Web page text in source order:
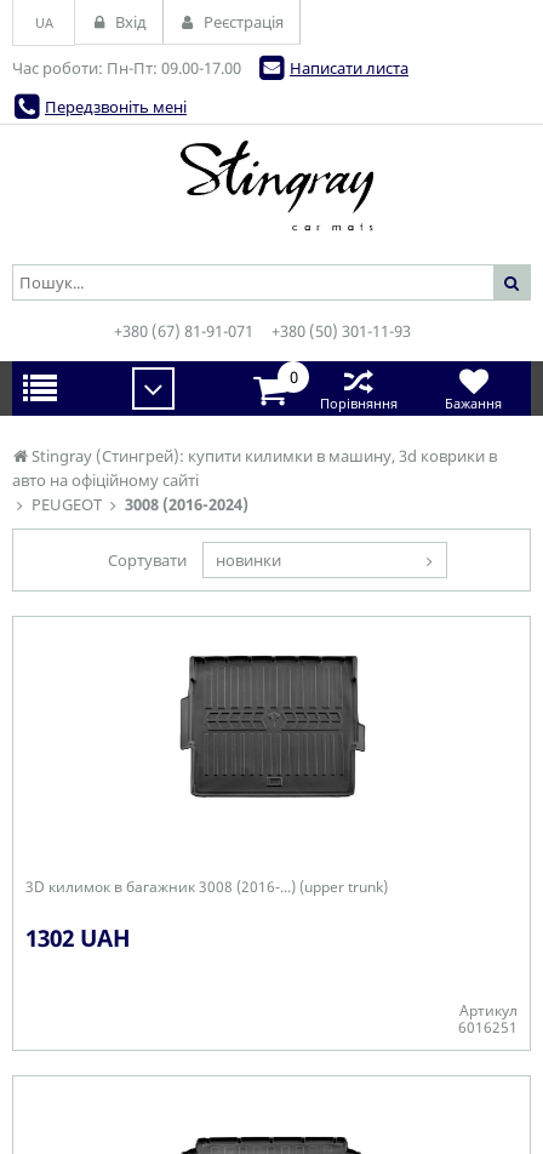
Stingray (Стингрей): купити килимки в машину, 3d коврики в
авто на офіційному сайті
PEUGEOT
3008 (2016-2024)
Сортувати новинки
3D килимок в багажник 3008 (2016-...) (upper trunk)
1302 UAH
Артикул
6016251
Час роботи: Пн-Пт: 09.00-17.00
Написати листа
Передзвоніть мені
UA Вхід Реєстрація
+380 (67) 81-91-071 +380 (50) 301-11-93
0
Порівняння Бажання